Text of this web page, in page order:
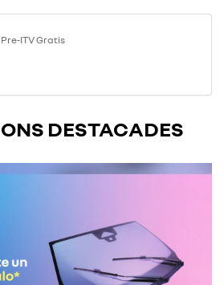
Pre-ITV Gratis
DESTACADES